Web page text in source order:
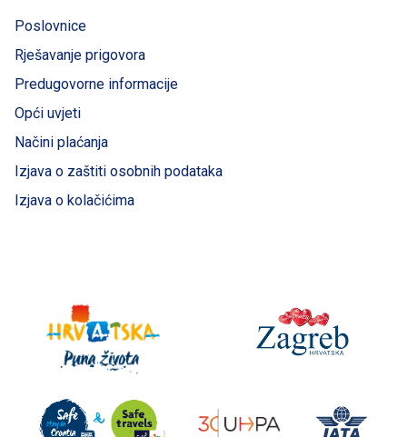
Poslovnice
Rješavanje prigovora
Predugovorne informacije
Opći uvjeti
Načini plaćanja
Izjava o zaštiti osobnih podataka
Izjava o kolačićima